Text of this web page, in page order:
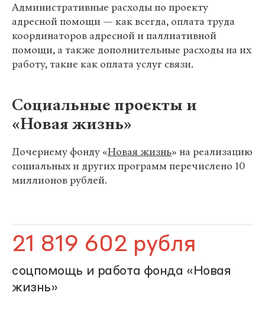
Административные расходы по проекту
адресной помощи — как всегда, оплата труда
координаторов адресной и паллиативной
помощи, а также дополнительные расходы на их
работу, такие как оплата услуг связи.
Социальные проекты и
«Новая жизнь»
Дочернему фонду «Новая жизнь» на реализацию
социальных и других программ перечислено 10
миллионов рублей.
21 819 602 рубля
соцпомощь и работа фонда «Новая
жизнь»